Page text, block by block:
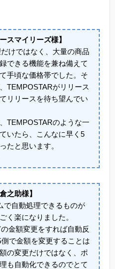
スマイリーズ様】
けではなく、大量の商品
できる機能を兼ね備えて
手頃な価格帯でした。そ
TEMPOSTARがリリース
リリースを待ち望んでい
TEMPOSTARのような一
いたら、こんなに早く5
たと思います。
之助様】
で自動処理できるものが
く楽になりました。
金額変更をすれば自動反
で金額を変更することは
の変更だけではなく、ポ
も自動化できるのでとて